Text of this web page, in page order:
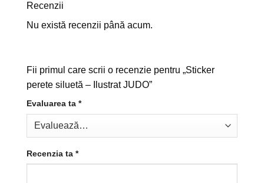
Recenzii
Nu există recenzii până acum.
Fii primul care scrii o recenzie pentru „Sticker
perete siluetă – Ilustrat JUDO”
Evaluarea ta *
Recenzia ta *